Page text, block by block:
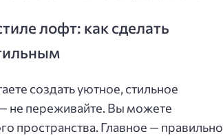
лофт: как сделать
создать уютное, стильное
не переживайте. Вы можете
пространства. Главное — правильно